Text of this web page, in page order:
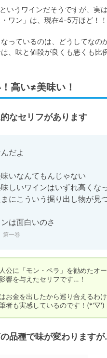
いうワインだそうですが、実
ワン」は、現在4-5万ほど！！
っているのは、どうしてなの
、味と値段が良くも悪くも比
高い≠美味い！
なセリフがあります
だよ
いなんてもんじゃない
しいワインはいずれ高くな
にこういう掘り出し物が見
は面白いのさ
一巻
公に「モン・ペラ」を勧めたオ
響を与えたセリフです…！
お金を出したから巡り合えるわ
者も実感しているのです！(*'▽')
品種で味が変わります